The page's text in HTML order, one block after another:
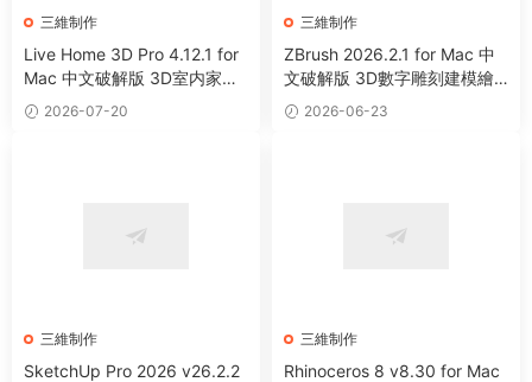
三維制作
Live Home 3D Pro 4.12.1 for
Mac 中文破解版 3D室内家居
設計軟件
2026-07-20
三維制作
ZBrush 2026.2.1 for Mac 中
文破解版 3D數字雕刻建模繪
畫軟件
2026-06-23
三維制作
SketchUp Pro 2026 v26.2.2
三維制作
Rhinoceros 8 v8.30 for Mac